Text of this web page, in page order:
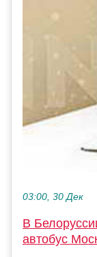
03:00, 30 Дек
В
автобус